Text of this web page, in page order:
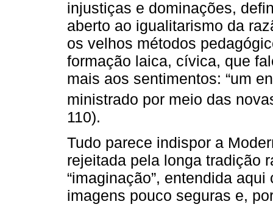
injustiças e dominações,
aberto ao igualitarismo da
os velhos métodos
formação laica, cívica, que
mais aos sentimentos: “um
ministrado por meio das
110).
Tudo parece indispor a
rejeitada pela longa tradição
“imaginação”, entendida
imagens pouco seguras e,